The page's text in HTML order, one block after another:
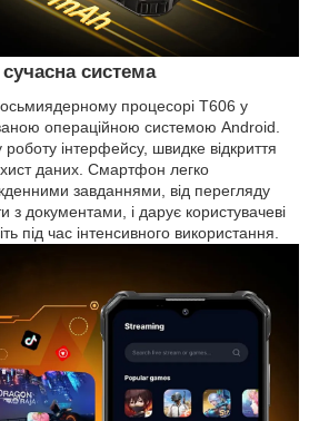
система
процесорі T606 у
операційною системою Android.
інтерфейсу, швидке відкриття
даних. Смартфон легко
завданнями, від перегляду
з документами, і дарує користувачеві
під час інтенсивного використання.